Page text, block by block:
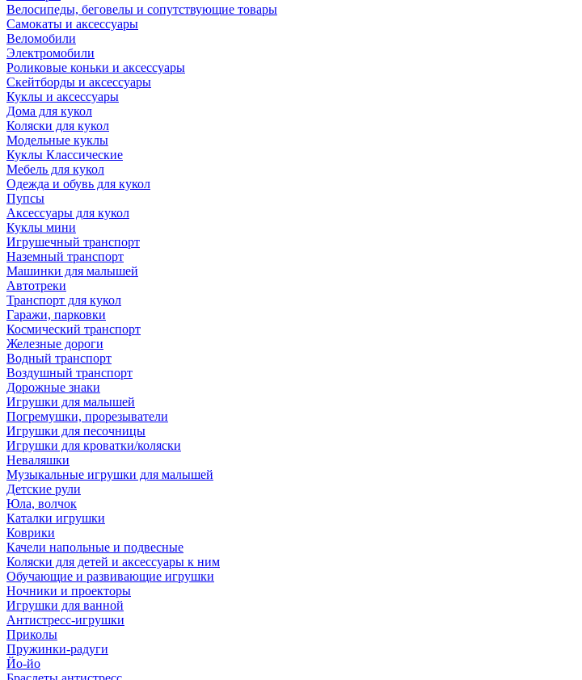
Велосипеды, беговелы и сопутствующие товары
Самокаты и аксессуары
Веломобили
Электромобили
Роликовые коньки и аксессуары
Скейтборды и аксессуары
Куклы и аксессуары
Дома для кукол
Коляски для кукол
Модельные куклы
Куклы Классические
Мебель для кукол
Одежда и обувь для кукол
Пупсы
Аксессуары для кукол
Куклы мини
Игрушечный транспорт
Наземный транспорт
Машинки для малышей
Автотреки
Транспорт для кукол
Гаражи, парковки
Космический транспорт
Железные дороги
Водный транспорт
Воздушный транспорт
Дорожные знаки
Игрушки для малышей
Погремушки, прорезыватели
Игрушки для песочницы
Игрушки для кроватки/коляски
Неваляшки
Музыкальные игрушки для малышей
Детские рули
Юла, волчок
Каталки игрушки
Коврики
Качели напольные и подвесные
Коляски для детей и аксессуары к ним
Обучающие и развивающие игрушки
Ночники и проекторы
Игрушки для ванной
Антистресс-игрушки
Приколы
Пружинки-радуги
Йо-йо